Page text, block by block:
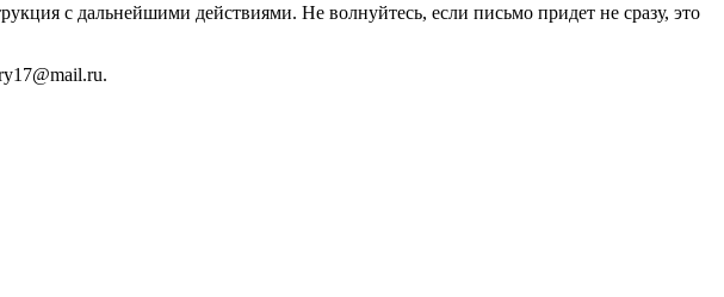
с дальнейшими действиями. Не волнуйтесь, если письмо придет не сразу, это